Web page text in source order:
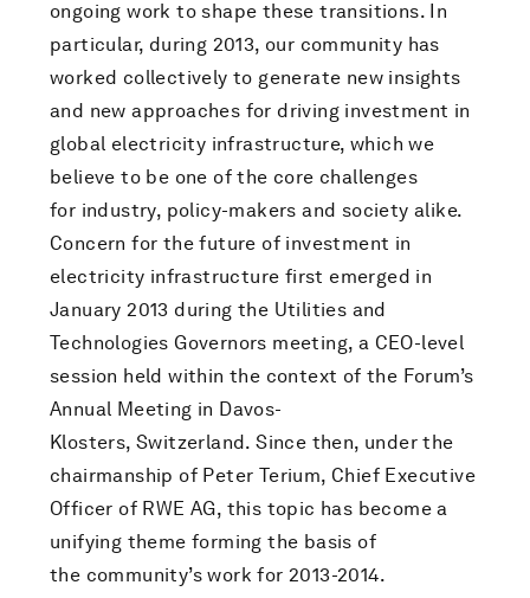
ongoing work to shape these transitions. In
particular, during 2013, our community has
worked collectively to generate new insights
and new approaches for driving investment in
global electricity infrastructure, which we
believe to be one of the core challenges
for industry, policy-makers and society alike.
Concern for the future of investment in
electricity infrastructure first emerged in
January 2013 during the Utilities and
Technologies Governors meeting, a CEO-level
session held within the context of the Forum’s
Annual Meeting in Davos-
Klosters, Switzerland. Since then, under the
chairmanship of Peter Terium, Chief Executive
Officer of RWE AG, this topic has become a
unifying theme forming the basis of
the community’s work for 2013-2014.